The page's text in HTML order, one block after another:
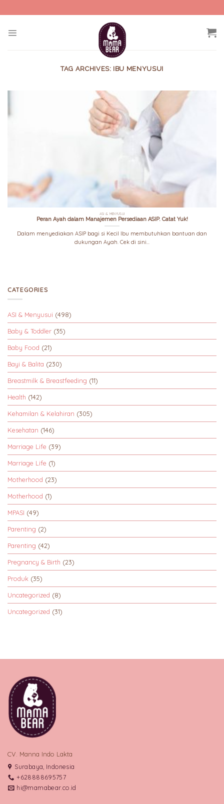
to
TAG ARCHIVES: IBU MENYUSUI
ASI & MENYUSUI
Peran Ayah dalam Manajemen Persediaan ASIP. Catat Yuk!
Dalam menyediakan ASIP bagi si Kecil Ibu membutuhkan bantuan dan
dukungan Ayah. Cek di sini...
CATEGORIES
ASI & Menyusui (498)
Baby & Toddler (35)
Baby Food (21)
Bayi & Balita (230)
Breastmilk & Breastfeeding (11)
Health (142)
Kehamilan & Kelahiran (305)
Kesehatan (146)
Marriage Life (39)
Marriage Life (1)
Motherhood (23)
Motherhood (1)
MPASI (49)
Parenting (2)
Parenting (42)
Pregnancy & Birth (23)
Produk (35)
Uncategorized (8)
Uncategorized (31)
CV. Manna Indo Lakta
Surabaya, Indonesia
+628888695757
hi@mamabear.co.id